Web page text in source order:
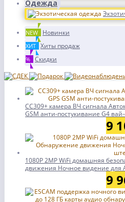
Одежда
NEW Новинки
ХИТ Хиты продаж
% Скидки
CC309+ камера ВЧ сигнала
GSM анти-постукивание G4
9
1080P 2MP WiFi домашняя
движения Ночное видение для
9